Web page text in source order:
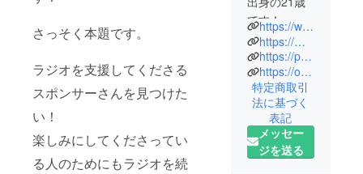
さっそく本題です。
ラジオを支援してくださる
スポンサーさんを見つけた
い！
楽しみにしてくださってい
る人のためにもラジオを続
です！
Instagramや
ラジオなど
をやってい
ます！
ApplePodcas
t、
Amazonmusi
c、Spotifyで
https://www.instagram.com/kouki.music_aomori
https://music.amazon.co.jp/podcasts/df85d41f-484c-498c-9ab9-989f86c40c82/%E6%A3%AE%E8%A9%B1-z%E4%B8%96%E4%BB%A3%E3%81%AE%E6%84%8F%E8%A6%8B%E8%80%85
https://podcasts.apple.com/jp/podcast/%E6%A3%AE%E8%A9%B1-z%E4%B8%96%E4%BB%A3%E3%81%AE%E6%84%8F%E8%A6%8B%E8%80%85/id1673394797
https://open.spotify.com/show/1PPhSPmbZIaAApgntaFaZB
特定商取引
法に基づく
表記
メッセー
ジを送る